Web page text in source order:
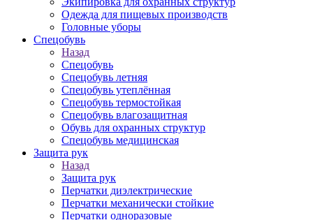
Одежда для пищевых производств
Головные уборы
Спецобувь
Назад
Спецобувь
Спецобувь летняя
Спецобувь утеплённая
Спецобувь термостойкая
Спецобувь влагозащитная
Обувь для охранных структур
Спецобувь медицинская
Защита рук
Назад
Защита рук
Перчатки диэлектрические
Перчатки механически стойкие
Перчатки одноразовые